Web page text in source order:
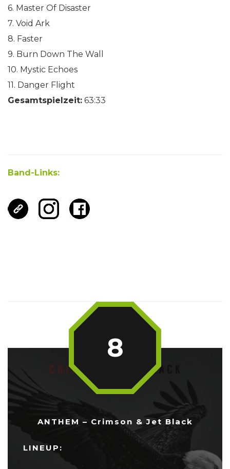
6. Master Of Disaster
7. Void Ark
8. Faster
9. Burn Down The Wall
10. Mystic Echoes
11. Danger Flight
Gesamtspielzeit: 63:33
Band-Links:
ANTHEM – Crimson & Jet Black
LINEUP:
8